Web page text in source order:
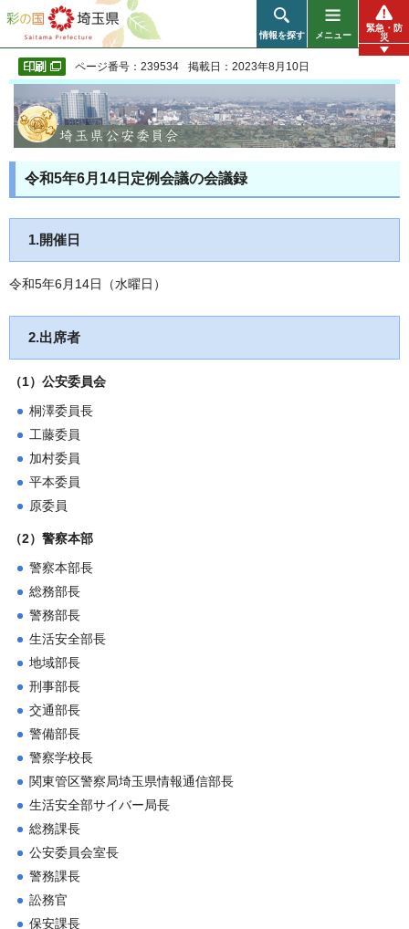
彩の国 埼玉県
情報を探す メニュー
緊急・防
災
ページ番号：239534 掲載日：2023年8月10日
令和5年6月14日定例会議の会議録
1.開催日
令和5年6月14日（水曜日）
2.出席者
（1）公安委員会
桐澤委員長
工藤委員
加村委員
平本委員
原委員
（2）警察本部
警察本部長
総務部長
警務部長
生活安全部長
地域部長
刑事部長
交通部長
警備部長
警察学校長
関東管区警察局埼玉県情報通信部長
生活安全部サイバー局長
総務課長
公安委員会室長
警務課長
訟務官
保安課長